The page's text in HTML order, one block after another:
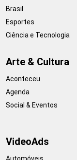
Brasil
Esportes
Ciência e Tecnologia
Arte & Cultura
Aconteceu
Agenda
Social & Eventos
VideoAds